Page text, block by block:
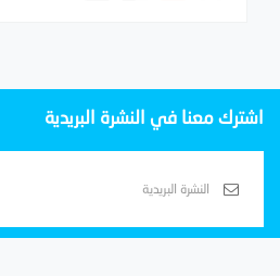
اشترك معنا في النشرة البريدية